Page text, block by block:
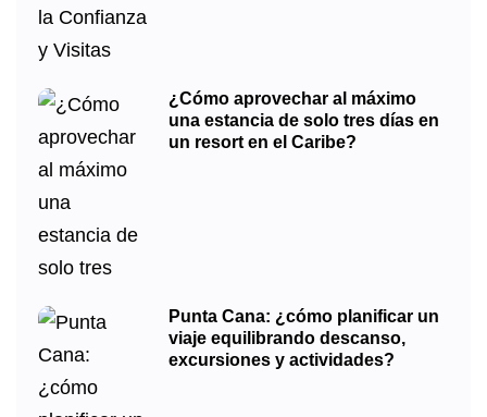
¿Cómo aprovechar al máximo
una estancia de solo tres días en
un resort en el Caribe?
Punta Cana: ¿cómo planificar un
viaje equilibrando descanso,
excursiones y actividades?